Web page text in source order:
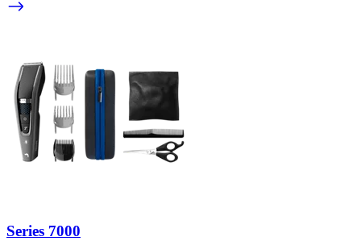
Series 7000